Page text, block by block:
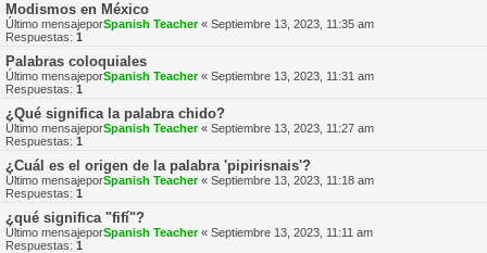
Modismos en México
Último mensajeporSpanish Teacher« Septiembre 13, 2023, 11:35 am
Respuestas: 1
Palabras coloquiales
Último mensajeporSpanish Teacher« Septiembre 13, 2023, 11:31 am
Respuestas: 1
¿Qué significa la palabra chido?
Último mensajeporSpanish Teacher« Septiembre 13, 2023, 11:27 am
Respuestas: 1
¿Cuál es el origen de la palabra 'pipirisnais'?
Último mensajeporSpanish Teacher« Septiembre 13, 2023, 11:18 am
Respuestas: 1
¿qué significa "fifí"?
Último mensajeporSpanish Teacher« Septiembre 13, 2023, 11:11 am
Respuestas: 1